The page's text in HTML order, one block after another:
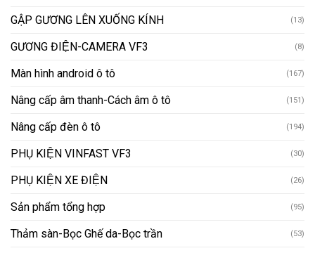
GẬP GƯƠNG LÊN XUỐNG KÍNH (13)
GƯƠNG ĐIỆN-CAMERA VF3 (8)
Màn hình android ô tô (167)
Nâng cấp âm thanh-Cách âm ô tô (151)
Nâng cấp đèn ô tô (194)
PHỤ KIỆN VINFAST VF3 (30)
PHỤ KIỆN XE ĐIỆN (26)
Sản phẩm tổng hợp (95)
Thảm sàn-Bọc Ghế da-Bọc trần (53)